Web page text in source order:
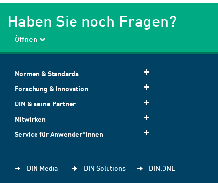
Haben Sie noch Fragen?
Öffnen
Normen & Standards
Forschung & Innovation
DIN & seine Partner
Mitwirken
Service für Anwender*innen
DIN Media DIN Solutions DIN.ONE